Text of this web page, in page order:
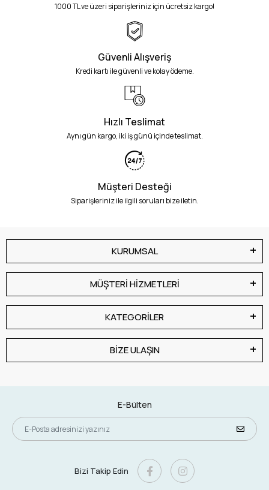
1000 TL ve üzeri siparişleriniz için ücretsiz kargo!
Güvenli Alışveriş
Kredi kartı ile güvenli ve kolay ödeme.
Hızlı Teslimat
Aynı gün kargo, iki iş günü içinde teslimat.
Müşteri Desteği
Siparişleriniz ile ilgili soruları bize iletin.
KURUMSAL
MÜŞTERİ HİZMETLERİ
KATEGORİLER
BİZE ULAŞIN
E-Bülten
Bizi Takip Edin